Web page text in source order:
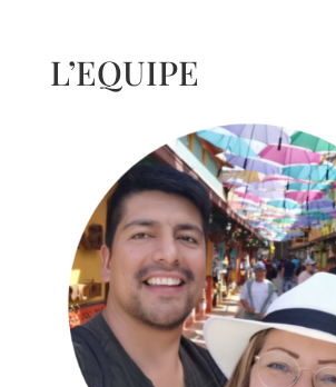
L’EQUIPE